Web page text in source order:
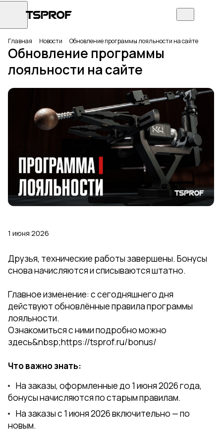
Главная Новости Обновление программы лояльности на сайте
Обновление программы
лояльности на сайте
1 июня 2026
Друзья, технические работы завершены. Бонусы
снова начисляются и списываются штатно.
Главное изменение: с сегодняшнего дня
действуют обновлённые правила программы
лояльности.
Ознакомиться с ними подробно можно
здесь&nbsp;https://tsprof.ru/bonus/
Что важно знать:
На заказы, оформленные до 1 июня 2026 года,
бонусы начисляются по старым правилам.
На заказы с 1 июня 2026 включительно — по
новым.